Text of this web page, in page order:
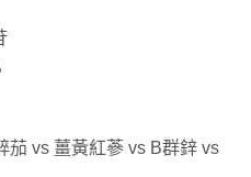
茄 vs 薑黃紅蔘 vs B群鋅 vs